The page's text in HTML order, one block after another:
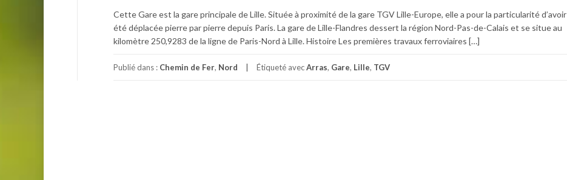
Cette Gare est la gare principale de Lille. Située à proximité de la gare TGV Lille-Europe, elle a pour la particularité d’avoir
été déplacée pierre par pierre depuis Paris. La gare de Lille-Flandres dessert la région Nord-Pas-de-Calais et se situe au
kilomètre 250,9283 de la ligne de Paris-Nord à Lille. Histoire Les premières travaux ferroviaires […]
Publié dans : Chemin de Fer, Nord Étiqueté avecArras, Gare, Lille, TGV